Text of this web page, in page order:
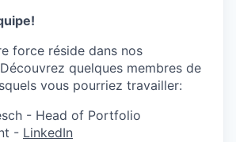
force réside dans nos
quelques membres de
vous pourriez travailler:
- Head of Portfolio
- LinkedIn